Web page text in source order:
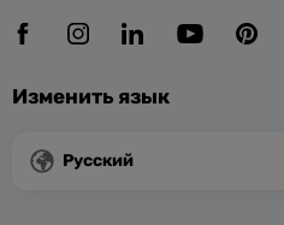
Изменить язык
Русский